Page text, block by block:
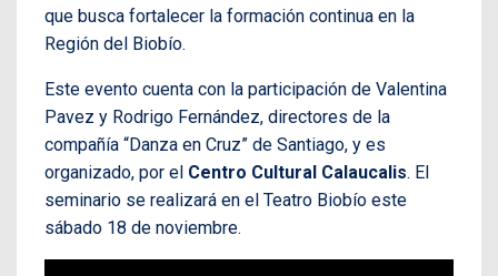
que busca fortalecer la formación continua en la
Región del Biobío.
Este evento cuenta con la participación de Valentina
Pavez y Rodrigo Fernández, directores de la
compañía “Danza en Cruz” de Santiago, y es
organizado, por el Centro Cultural Calaucalis. El
seminario se realizará en el Teatro Biobío este
sábado 18 de noviembre.